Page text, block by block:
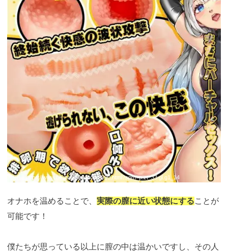
引用： https://www.bestvibe.jp/goods-990.html?spm=p.zt_33.gl.g1_14
オナホを温めることで、 実際の膣に近い状態にすることが
可能です！
僕たちが思っている以上に膣の中は温かいですし、その人